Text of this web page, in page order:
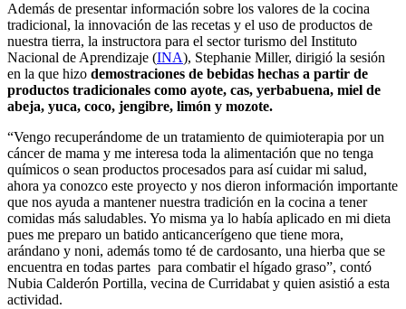
Además de presentar información sobre los valores de la cocina
tradicional, la innovación de las recetas y el uso de productos de
nuestra tierra, la instructora para el sector turismo del Instituto
Nacional de Aprendizaje (INA), Stephanie Miller, dirigió la sesión
en la que hizo demostraciones de bebidas hechas a partir de
productos tradicionales como ayote, cas, yerbabuena, miel de
abeja, yuca, coco, jengibre, limón y mozote.
“Vengo recuperándome de un tratamiento de quimioterapia por un
cáncer de mama y me interesa toda la alimentación que no tenga
químicos o sean productos procesados para así cuidar mi salud,
ahora ya conozco este proyecto y nos dieron información importante
que nos ayuda a mantener nuestra tradición en la cocina a tener
comidas más saludables. Yo misma ya lo había aplicado en mi dieta
pues me preparo un batido anticancerígeno que tiene mora,
arándano y noni, además tomo té de cardosanto, una hierba que se
encuentra en todas partes para combatir el hígado graso”, contó
Nubia Calderón Portilla, vecina de Curridabat y quien asistió a esta
actividad.